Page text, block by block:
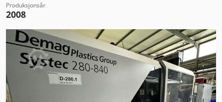
Produksjonsår
2008